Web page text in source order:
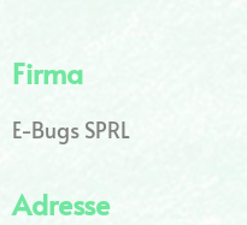
Firma
E-Bugs SPRL
Adresse